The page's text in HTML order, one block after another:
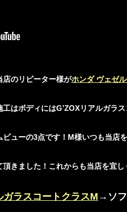
店のリピーター様がホンダ ヴェゼ
はボディにはG’ZOXリアルガラ
ビューの3点です！M様いつも当店
頂きました！これからも当店を宜
ガラスコートクラスM→ソフ